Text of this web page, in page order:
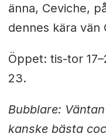
änna, Ceviche,
dennes kära vän
Öppet: tis-tor
23.
Bubblare:
kanske bästa